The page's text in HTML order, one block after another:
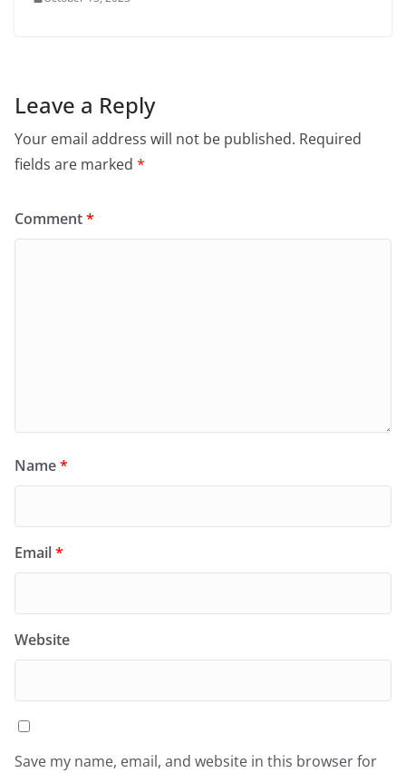
Leave a Reply
Your email address will not be published. Required
fields are marked *
Comment*
Name*
Email*
Website
Save my name, email, and website in this browser for